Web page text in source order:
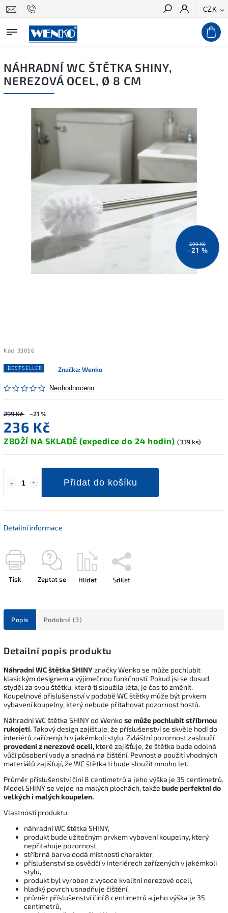
CZK
Hledat
NÁHRADNÍ WC ŠTĚTKA SHINY,
NEREZOVÁ OCEL, Ø 8 CM
299 Kč
–21 %
Kód: 33056
BESTSELLER
Neohodnoceno
Značka:Wenko
299 Kč –21 %
236 Kč
ZBOŽÍ NA SKLADĚ (expedice do 24 hodin) (339 ks)
Přidat do košíku
Detailní informace
Tisk Zeptat se Hlídat Sdílet
Popis Podobné (3)
Detailní popis produktu
Náhradní WC štětka SHINYznačky Wenko se může pochlubit
klasickým designem a výjimečnou funkčností. Pokud jsi se dosud
styděl za svou štětku, která ti sloužila léta, je čas to změnit.
Koupelnové příslušenství v podobě WC štětky může být prvkem
vybavení koupelny, který nebude přitahovat pozornost hostů.
Náhradní WC štětka SHINY od Wenkose může pochlubit stříbrnou
rukojetí.Takový design zajišťuje, že příslušenství se skvěle hodí do
interiérů zařízených v jakémkoli stylu. Zvláštní pozornost zaslouží
provedení z nerezové oceli, které zajišťuje, že štětka bude odolná
vůči působení vody a snadná na čištění. Pevnost a použití vhodných
materiálů zajišťují, že WC štětka ti bude sloužit mnoho let.
Průměr příslušenství činí 8 centimetrů a jeho výška je 35 centimetrů.
Model SHINY se vejde na malých plochách, takže bude perfektní do
velkých i malých koupelen.
Vlastnosti produktu:
náhradní WC štětka SHINY,
produkt bude užitečným prvkem vybavení koupelny, který
nepřitahuje pozornost,
stříbrná barva dodá místnosti charakter,
příslušenství se osvědčí v interiérech zařízených v jakémkoli
stylu,
produkt byl vyroben z vysoce kvalitní nerezové oceli,
hladký povrch usnadňuje čištění,
průměr příslušenství činí 8 centimetrů a jeho výška je 35
centimetrů,